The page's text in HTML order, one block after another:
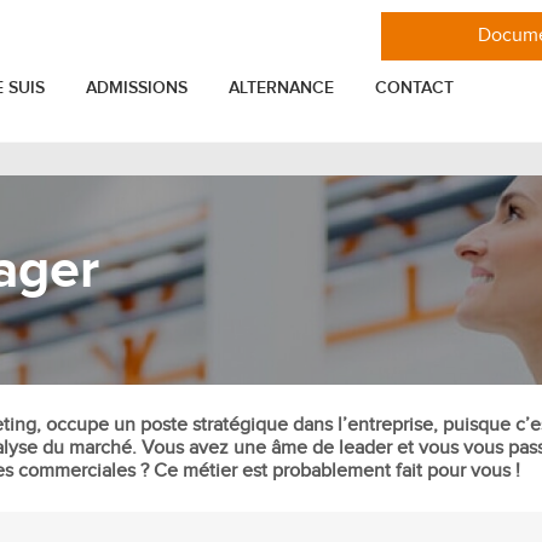
occupe un poste stratégique dans l’entreprise, puisque
du marché. Vous avez une âme de leader et vous vous
commerciales ? Ce métier est probablement fait pour vous !
VIE ÉTUDIANTE
Toutes les actualités de l'ESGCI
Les associations étudiantes de l'ESGCI
Se loger à Paris en étudiant à l'ESGCI
ENTREPRISE
Entreprise
Client
MASTÈRES
Mastère Stratégie et Marketing
Mastère Marketing Digital
Mastère Ingénieur commercial IT
de projet et consulting
Mastère International Business
Mastère Marketing et Communication
Mastère Communication digitale,
SUIS ADMISSIONS ALTERNANCE CONTACT